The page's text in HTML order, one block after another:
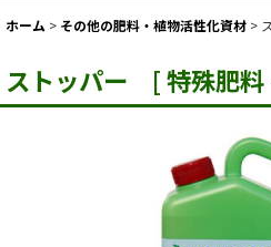
ホーム > その他の肥料・植物活性化資材 >
ストッパー [ 特殊肥料